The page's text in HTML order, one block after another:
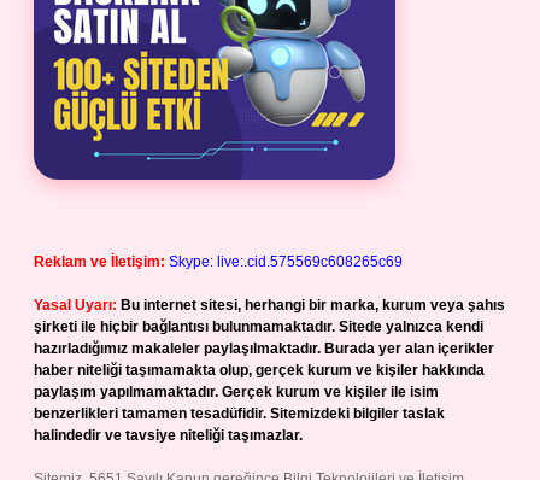
Reklam ve İletişim: Skype: live:.cid.575569c608265c69
Yasal Uyarı: Bu internet sitesi, herhangi bir marka, kurum veya şahıs
şirketi ile hiçbir bağlantısı bulunmamaktadır. Sitede yalnızca kendi
hazırladığımız makaleler paylaşılmaktadır. Burada yer alan içerikler
haber niteliği taşımamakta olup, gerçek kurum ve kişiler hakkında
paylaşım yapılmamaktadır. Gerçek kurum ve kişiler ile isim
benzerlikleri tamamen tesadüfidir. Sitemizdeki bilgiler taslak
halindedir ve tavsiye niteliği taşımazlar.